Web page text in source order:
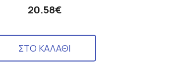
20.58€
ΣΤΟ ΚΑΛΑΘΙ